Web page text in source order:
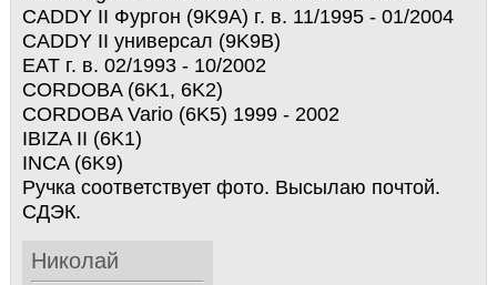
CADDY II Фургон (9K9A) г. в. 11/1995 - 01/2004
CADDY II универсал (9K9B)
EAT г. в. 02/1993 - 10/2002
CORDOBA (6K1, 6K2)
CORDOBA Vario (6K5) 1999 - 2002
IBIZA II (6K1)
INCA (6K9)
Ручка соответствует фото. Высылаю почтой.
СДЭК.
Николай